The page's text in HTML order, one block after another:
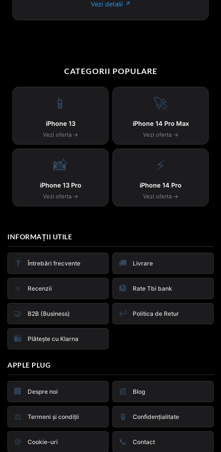
Vezi detalii ↗
CATEGORII POPULARE
📱
iPhone 13
Vezi oferta →
🚀
iPhone 14 Pro Max
Vezi oferta →
📸
iPhone 13 Pro
Vezi oferta →
⚡
iPhone 14 Pro
Vezi oferta →
INFORMAȚII UTILE
❓ Întrebări frecvente 🚚 Livrare
⭐ Recenzii 🏦 Rate Tbi bank
🤝 B2B (Business) ↩️ Politica de Retur
🛍️ Plătește cu Klarna
APPLE PLUG
🏢 Despre noi 📰 Blog
⚖️ Termeni și condiții 🔒 Confidențialitate
🍪 Cookie-uri 📞 Contact